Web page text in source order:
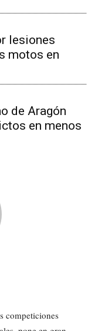
lesiones
motos en
de Aragón
en menos
competiciones